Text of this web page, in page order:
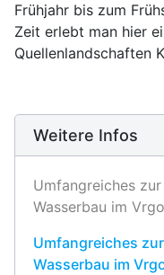
Frühjahr bis zum
Zeit erlebt man hier
Quellenlandschaften
Weitere Infos
Umfangreiches
Wasserbau im
Umfangreiches
Wasserbau im